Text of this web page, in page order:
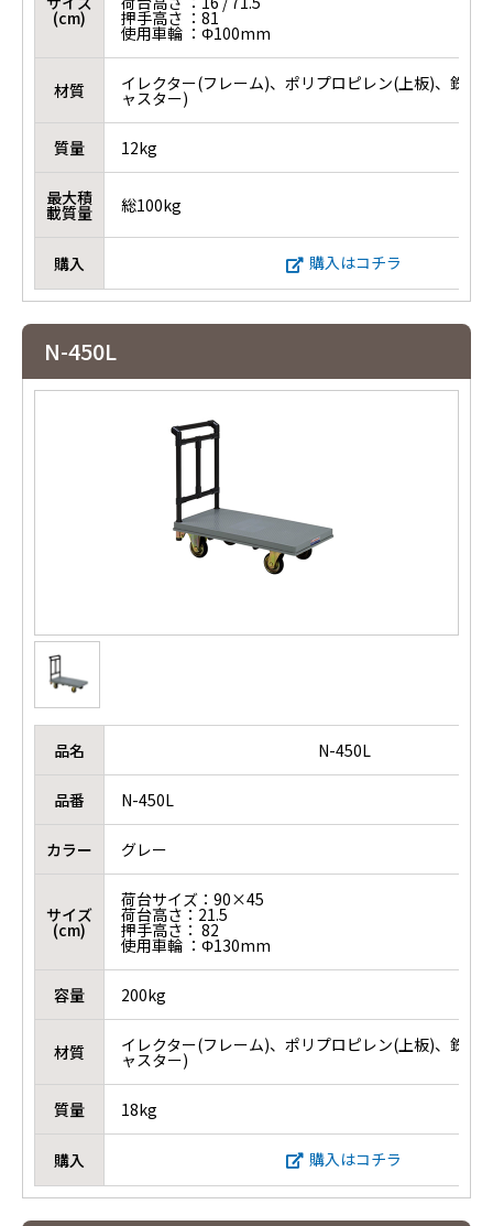
(cm) 押手高さ ：81
使用車輪 ：Φ100mm
材質 イレクター(フレーム)、ポリプロピレン(上板)、鉄＋
ャスター)
質量 12kg
最大積
載質量 総100kg
購入 購入はコチラ
N-450L
品名 N-450L
品番 N-450L
カラー グレー
サイズ
(cm)
荷台サイズ：90×45
荷台高さ：21.5
押手高さ： 82
使用車輪 ：Φ130mm
容量 200kg
材質 イレクター(フレーム)、ポリプロピレン(上板)、鉄＋
ャスター)
質量 18kg
購入 購入はコチラ